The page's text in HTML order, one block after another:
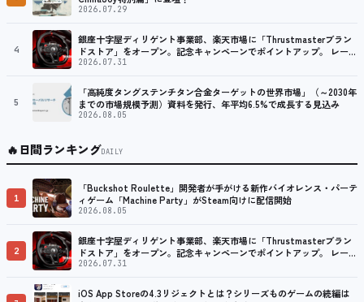
2026.07.29
4
銀座十字屋ディリゲント事業部、楽天市場に「Thrustmasterブラン
ドストア」をオープン。記念キャンペーンでポイントアップ。 レーシ
ング／フライトシム向けコントローラーを中心に、幅広くラインナッ
2026.07.31
5
「高純度タングステンチタン合金ターゲットの世界市場」（～2030年
までの市場規模予測）資料を発行、年平均6.5%で成長する見込み
2026.08.05
🔥日間ランキングDAILY
1
「Buckshot Roulette」開発者が手がける新作バイオレンス・パーテ
ィゲーム「Machine Party」がSteam向けに配信開始
2026.08.05
2
銀座十字屋ディリゲント事業部、楽天市場に「Thrustmasterブラン
ドストア」をオープン。記念キャンペーンでポイントアップ。 レーシ
ング／フライトシム向けコントローラーを中心に、幅広くラインナッ
2026.07.31
iOS App Storeの4.3リジェクトとは？シリーズものゲームの続編は